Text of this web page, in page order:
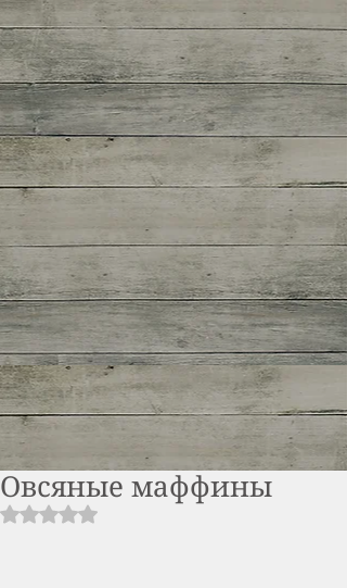
Овсяные маффины
Rated NaN out of 5 stars.